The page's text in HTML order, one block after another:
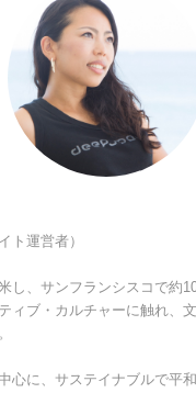
ト運営者）
し、サンフランシスコで約
ィブ・カルチャーに触れ、
心に、サステイナブルで平